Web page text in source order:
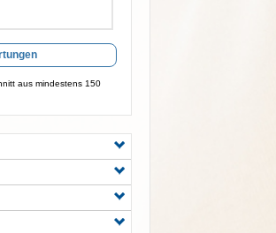
aus mindestens 150